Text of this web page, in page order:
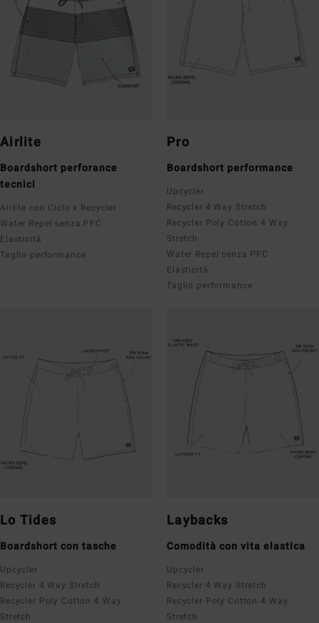
Airlite
Boardshort perforance
tecnici
Airlite con Ciclo x Recycler
Water Repel senza PFC
Elasticità
Taglio performance
Pro
Boardshort performance
Upcycler
Recycler 4 Way Stretch
Recycler Poly Cotton 4 Way
Stretch
Water Repel senza PFC
Elasticità
Taglio performance
Lo Tides
Boardshort con tasche
Upcycler
Recycler 4 Way Stretch
Recycler Poly Cotton 4 Way
Stretch
Laybacks
Comodità con vita elastica
Upcycler
Recycler 4 Way Stretch
Recycler Poly Cotton 4 Way
Stretch